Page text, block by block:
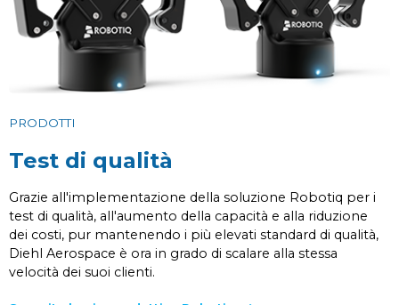
PRODOTTI
Test di qualità
Grazie all'implementazione della soluzione Robotiq per i
test di qualità, all'aumento della capacità e alla riduzione
dei costi, pur mantenendo i più elevati standard di qualità,
Diehl Aerospace è ora in grado di scalare alla stessa
velocità dei suoi clienti.